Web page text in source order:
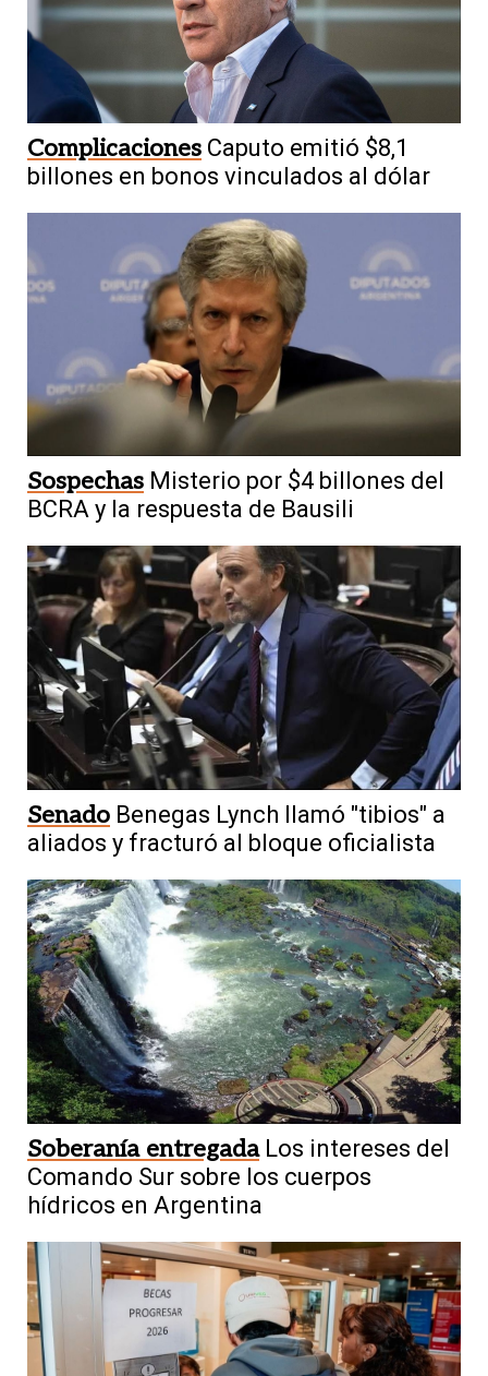
Complicaciones Caputo emitió $8,1
billones en bonos vinculados al dólar
Sospechas Misterio por $4 billones del
BCRA y la respuesta de Bausili
Senado Benegas Lynch llamó "tibios" a
aliados y fracturó al bloque oficialista
Soberanía entregada Los intereses del
Comando Sur sobre los cuerpos
hídricos en Argentina